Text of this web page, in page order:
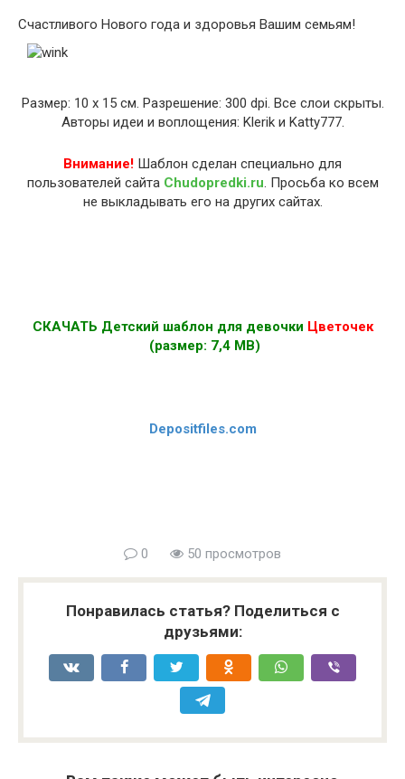
Счастливого Нового года и здоровья Вашим семьям!
Размер: 10 х 15 см. Разрешение: 300 dpi. Все слои скрыты.
Авторы идеи и воплощения: Klerik и Katty777.
Внимание! Шаблон сделан специально для
пользователей сайта Chudopredki.ru. Просьба ко всем
не выкладывать его на других сайтах.
СКАЧАТЬ Детский шаблон для девочки Цветочек
(размер: 7,4 MB)
Depositfiles.com
0 50 просмотров
Понравилась статья? Поделиться с
друзьями: